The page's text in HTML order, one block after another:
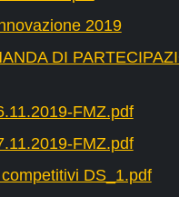
2019
DI
FMZ.pdf
FMZ.pdf
DS_1.pdf